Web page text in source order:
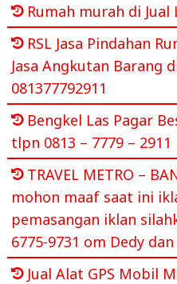
Rumah murah di
RSL Jasa Pindahan
Jasa Angkutan Barang
081377792911
Bengkel Las Pagar
tlpn 0813 – 7779 – 2911
TRAVEL METRO –
mohon maaf saat ini
pemasangan iklan
6775-9731 om Dedy
Jual Alat GPS Mobil